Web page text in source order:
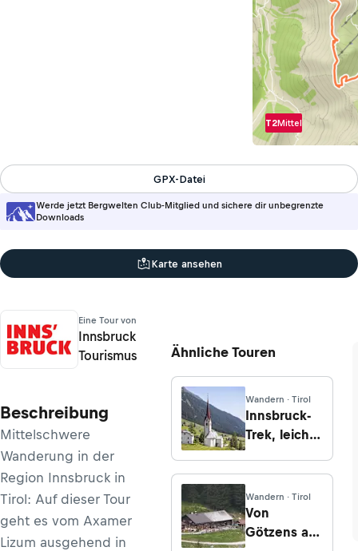
T2Mittel
Werde jetzt Bergwelten Club-Mitglied und sichere dir unbegrenzte
Downloads
GPX-Datei
Karte ansehen
Eine Tour von
Innsbruck
Tourismus
Beschreibung
Mittelschwere
Wanderung in der
Region Innsbruck in
Tirol: Auf dieser Tour
geht es vom Axamer
Lizum ausgehend in
Ähnliche Touren
Wandern · Tirol
Innsbruck-
Trek, leicht,
Von St.
Sigmund im
Sellraintal
nach
Wandern · Tirol
Von
Götzens auf